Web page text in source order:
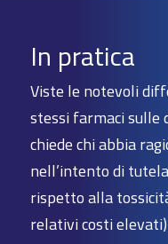
In pratica
Viste le notevoli
stessi farmaci sulle
chiede chi abbia
nell’intento di
rispetto alla
relativi costi elevati)